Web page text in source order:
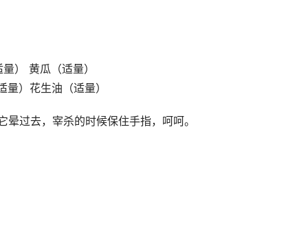
） 黄瓜（适量）
）花生油（适量）
过去，宰杀的时候保住手指，呵呵。